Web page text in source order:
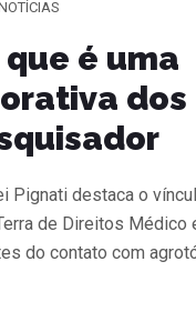
é uma
dos
Pignati destaca o
de Direitos Médico
do contato com